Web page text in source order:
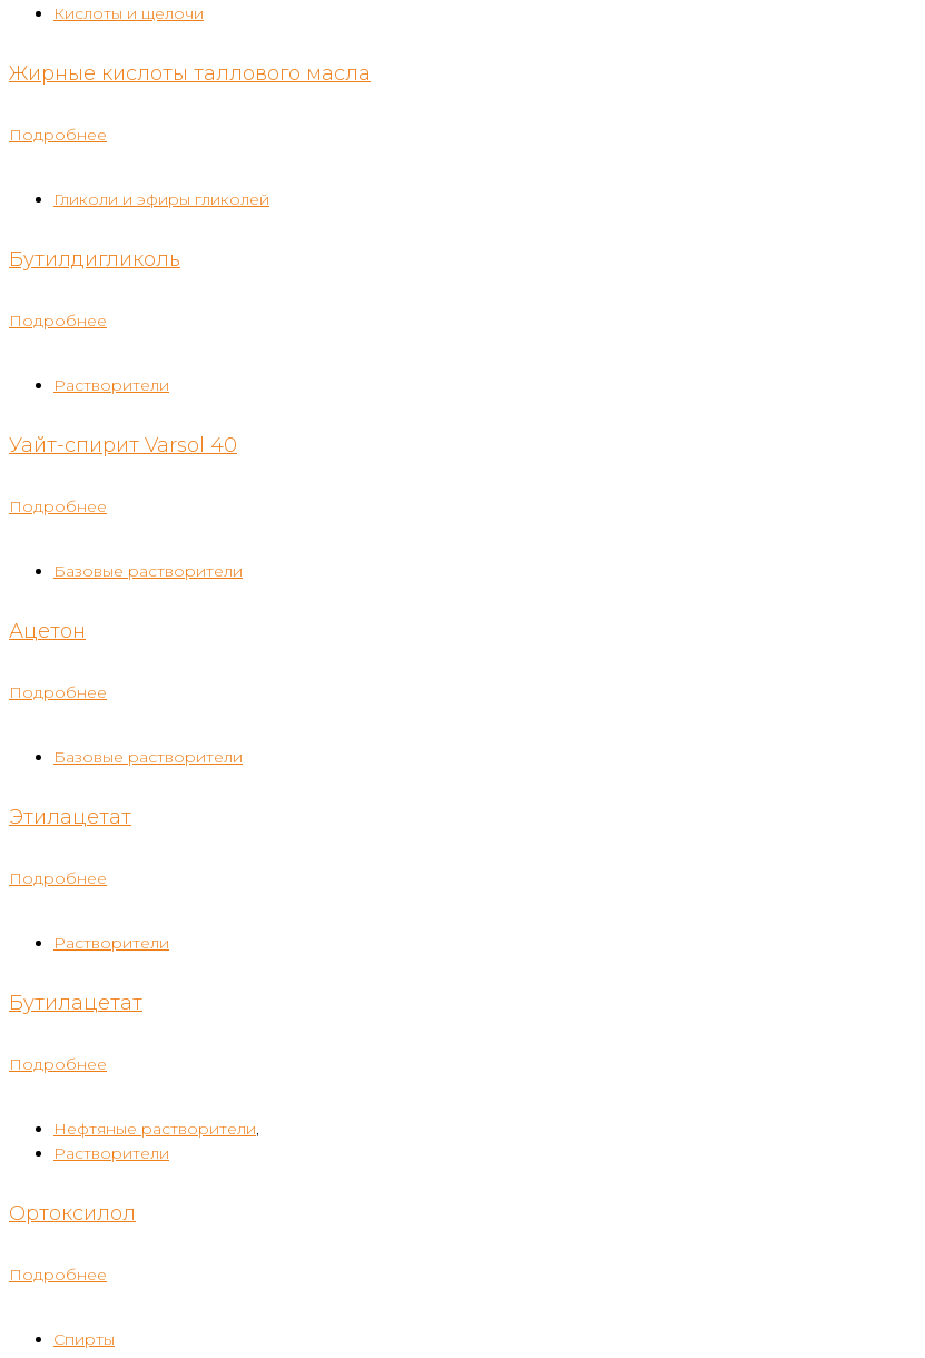
Кислоты и щелочи
Жирные кислоты таллового масла
Подробнее
Гликоли и эфиры гликолей
Бутилдигликоль
Подробнее
Растворители
Уайт-спирит Varsol 40
Подробнее
Базовые растворители
Ацетон
Подробнее
Базовые растворители
Этилацетат
Подробнее
Растворители
Бутилацетат
Подробнее
Нефтяные растворители,
Растворители
Ортоксилол
Подробнее
Спирты